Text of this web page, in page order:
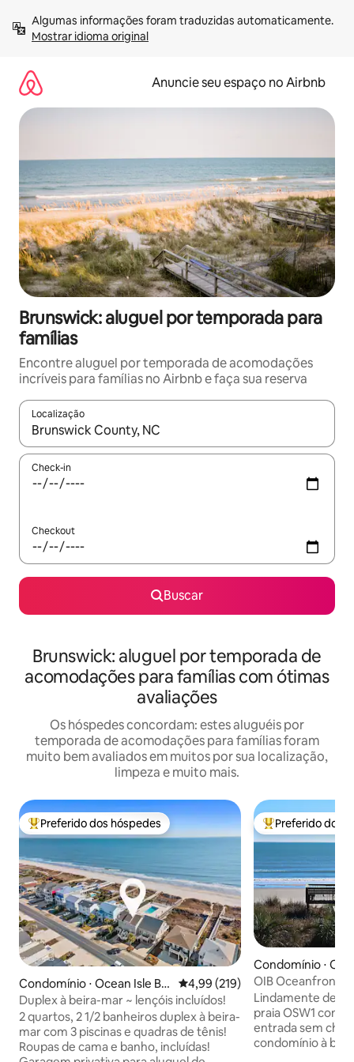
para
Mostrar idioma original
Anuncie seu espaço no Airbnb
Brunswick: aluguel por temporada para
famílias
Encontre aluguel por temporada de acomodações
incríveis para famílias no Airbnb e faça sua reserva
Localização
Quando os resultados estiverem disponíveis, explore-os
Check-in
Checkout
Buscar
Brunswick: aluguel por temporada de
acomodações para famílias com ótimas
avaliações
Os hóspedes concordam: estes aluguéis por
temporada de acomodações para famílias foram
muito bem avaliados em muitos por sua localização,
limpeza e muito mais.
Entre os melhores preferidos dos hóspedes
Preferido dos hóspedes
Condomínio ⋅ Ocean Isle Be
ach
4,99 de uma avaliação média de
4,99 (219)
Duplex à beira-mar ~ lençóis incluídos!
2 quartos, 2 1/2 banheiros duplex à beira-
mar com 3 piscinas e quadras de tênis!
Roupas de cama e banho, incluídas!
Entre os
Preferido dos
Condomínio ⋅
ach
OIB Oceanfront 3
com lençóis!
Lindamente
praia OSW1
entrada sem
condomínio à